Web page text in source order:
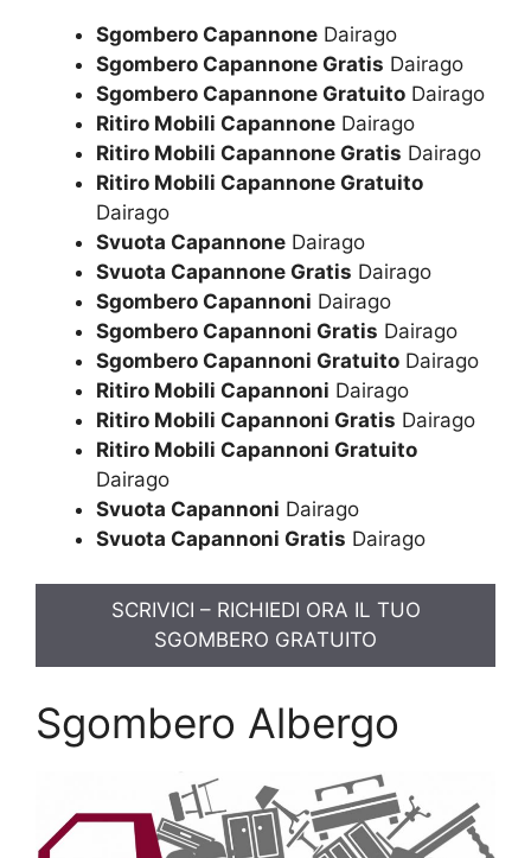
Sgombero Capannone Dairago
Sgombero Capannone Gratis Dairago
Sgombero Capannone Gratuito Dairago
Ritiro Mobili Capannone Dairago
Ritiro Mobili Capannone Gratis Dairago
Ritiro Mobili Capannone Gratuito
Dairago
Svuota Capannone Dairago
Svuota Capannone Gratis Dairago
Sgombero Capannoni Dairago
Sgombero Capannoni Gratis Dairago
Sgombero Capannoni Gratuito Dairago
Ritiro Mobili Capannoni Dairago
Ritiro Mobili Capannoni Gratis Dairago
Ritiro Mobili Capannoni Gratuito
Dairago
Svuota Capannoni Dairago
Svuota Capannoni Gratis Dairago
SCRIVICI – RICHIEDI ORA IL TUO
SGOMBERO GRATUITO
Sgombero Albergo